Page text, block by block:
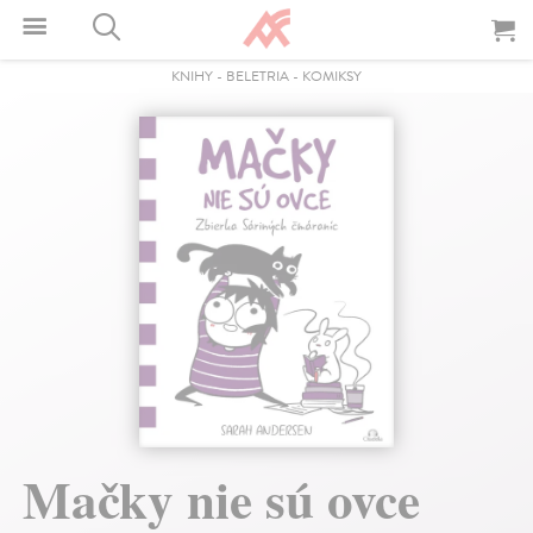
KNIHY - BELETRIA - KOMIKSY
Mačky nie sú ovce